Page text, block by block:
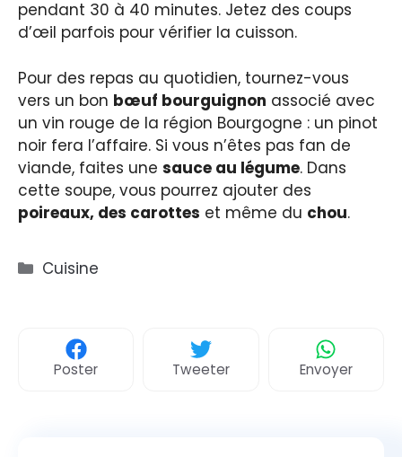
pendant 30 à 40 minutes. Jetez des coups
d’œil parfois pour vérifier la cuisson.
Pour des repas au quotidien, tournez-vous
vers un bon bœuf bourguignon associé avec
un vin rouge de la région Bourgogne : un pinot
noir fera l’affaire. Si vous n’êtes pas fan de
viande, faites une sauce au légume. Dans
cette soupe, vous pourrez ajouter des
poireaux, des carottes et même du chou.
Catégories
Cuisine
Poster Tweeter Envoyer